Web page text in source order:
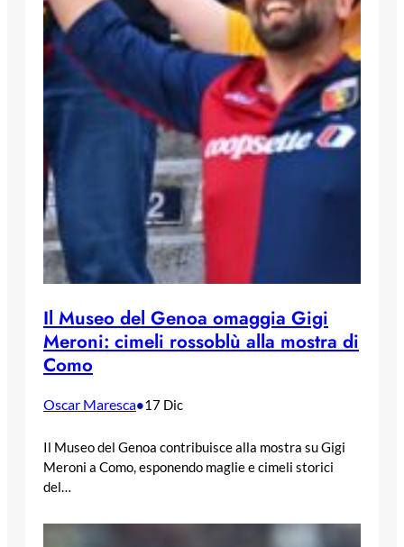
Il Museo del Genoa omaggia Gigi
Meroni: cimeli rossoblù alla mostra di
Como
Oscar Maresca•17 Dic
Il Museo del Genoa contribuisce alla mostra su Gigi
Meroni a Como, esponendo maglie e cimeli storici
del…